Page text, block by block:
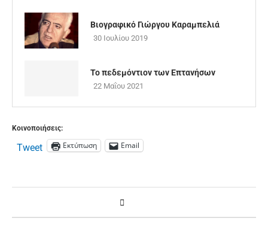
Βιογραφικό Γιώργου Καραμπελιά
30 Ιουλίου 2019
Το πεδεμόντιον των Επτανήσων
22 Μαΐου 2021
Κοινοποιήσεις:
Tweet Εκτύπωση Email